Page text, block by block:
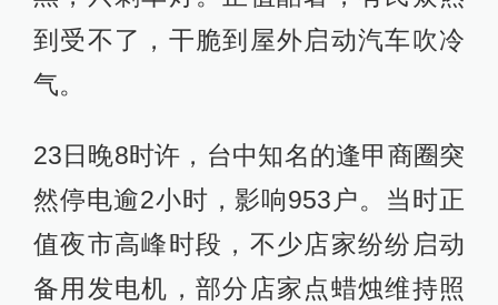
到受不了，干脆到屋外启动汽车吹冷
气。
23日晚8时许，台中知名的逢甲商圈突
然停电逾2小时，影响953户。当时正
值夜市高峰时段，不少店家纷纷启动
备用发电机，部分店家点蜡烛维持照